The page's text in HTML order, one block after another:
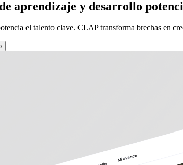
aprendizaje y desarrollo
el talento clave. CLAP transforma brechas en